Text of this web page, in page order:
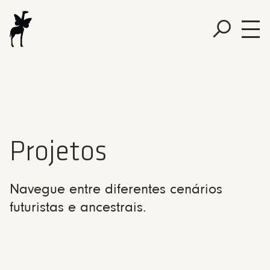
Projetos
Navegue entre diferentes cenários
futuristas e ancestrais.